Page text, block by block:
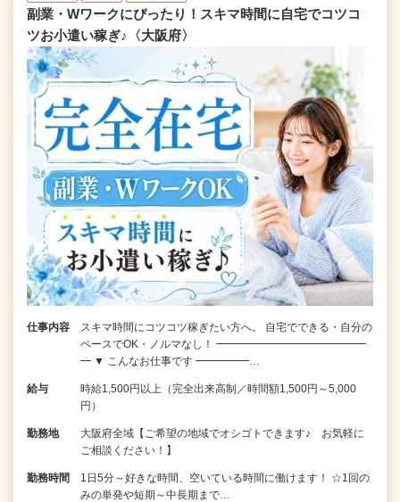
副業・Wワークにぴったり！スキマ時間に自宅でコツコ
ツお小遣い稼ぎ♪〈大阪府〉
仕事内容
スキマ時間にコツコツ稼ぎたい方へ。 自宅でできる・自分の
ペースでOK・ノルマなし！ ━━━━━━━━━━━━━━
━ ▼ こんなお仕事です ━━━━━…
給与
時給1,500円以上（完全出来高制／時間額1,500円～5,000
円）
勤務地
大阪府全域【ご希望の地域でオシゴトできます♪ お気軽に
ご相談ください！】
勤務時間
1日5分～好きな時間、空いている時間に働けます！ ☆1回の
みの単発や短期～中長期まで…